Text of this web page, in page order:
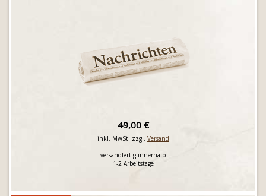
49,00 €
inkl. MwSt. zzgl. Versand
versandfertig innerhalb
1-2 Arbeitstage